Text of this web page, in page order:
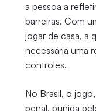
a pessoa a
barreiras. Com
jogar de casa, a
necessária uma
controles.
No Brasil, o
penal, punida